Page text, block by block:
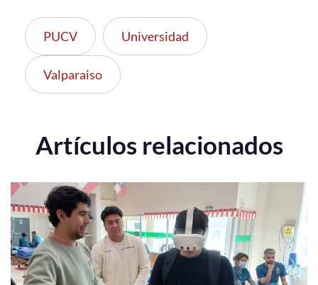
PUCV Universidad
Valparaiso
Artículos relacionados